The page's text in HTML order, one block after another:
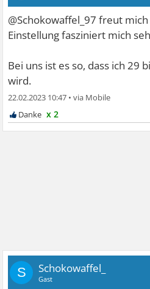
@Schokowaffel_97 freut
Einstellung fasziniert mich
Bei uns ist es so, dass ich 29
wird.
22.02.2023 10:47 •
x 2
S Schokowaffel_
Gast